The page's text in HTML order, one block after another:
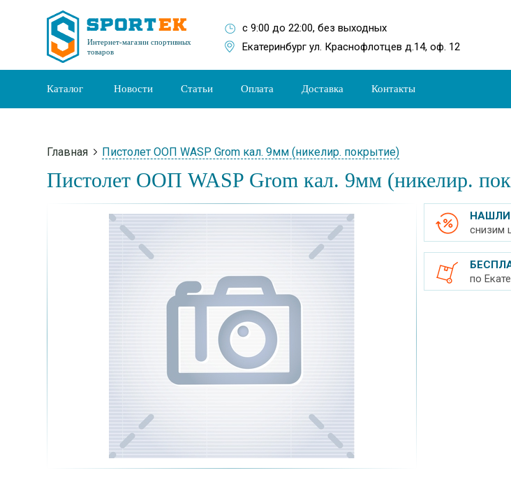
Интернет-магазин спортивных
товаров
с 9:00 до 22:00, без выходных
Екатеринбург ул. Краснофлотцев д.14, оф. 12
Каталог Новости Статьи Оплата Доставка Контакты
Главная Пистолет ООП WASP Grom кал. 9мм (никелир. покрытие)
Пистолет ООП WASP Grom кал. 9мм (никелир.
НАШЛИ
снизим
по